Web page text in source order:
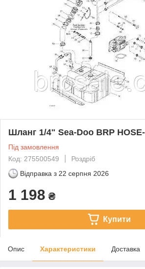
Шланг 1/4" Sea-Doo BRP
Під замовлення
Код: 275500549
Роздріб
Відправка з 22 серпня 2026
1 198 ₴
Купити
Опис Характеристики Доставка